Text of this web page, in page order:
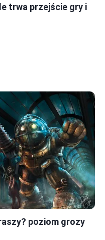
trwa przejście gry i
poziom grozy